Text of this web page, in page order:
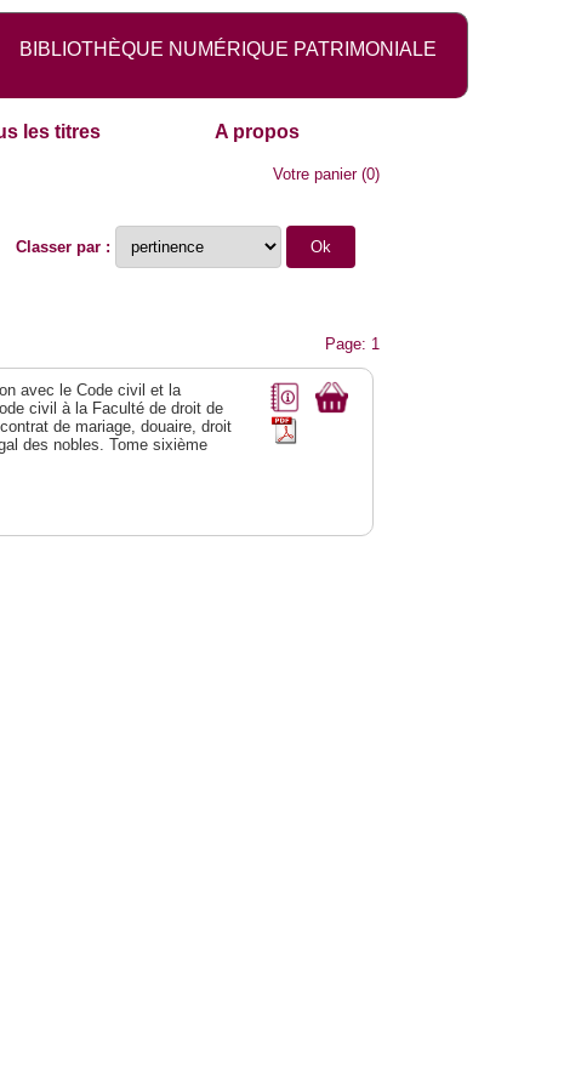
BIBLIOTHÈQUE NUMÉRIQUE PATRIMONIALE
les titres A propos
Votre panier(0)
Classer par :
Page: 1
avec le Code civil et la
civil à la Faculté de droit de
de mariage, douaire, droit
des nobles. Tome sixième